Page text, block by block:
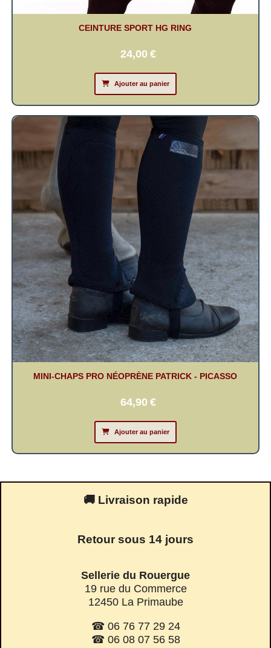
CEINTURE SPORT HG RING
24,00 €
Ajouter au panier
MINI-CHAPS PRO NÉOPRÈNE PATRICK - PICASSO
64,90 €
Ajouter au panier
🚚 Livraison rapide
Retour sous 14 jours
Sellerie du Rouergue
19 rue du Commerce
12450 La Primaube
☎ 06 76 77 29 24
☎ 06 08 07 56 58